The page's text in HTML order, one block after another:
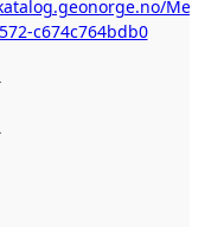
c674c764bdb0